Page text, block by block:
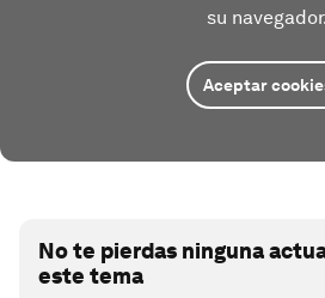
su
Aceptar
No te pierdas ninguna
este tema